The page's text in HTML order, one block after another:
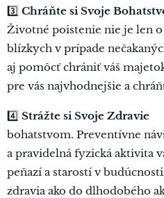
3️⃣ Chráňte si Svoje
Životné poistenie nie je len o
blízkych v prípade
aj pomôcť chrániť váš
pre vás najvhodnejšie a
4️⃣ Strážte si Svoje Zdravie 🏥
bohatstvom. Preventívne
a pravidelná fyzická aktivita
peňazí a starostí v
zdravia ako do dlhodobého